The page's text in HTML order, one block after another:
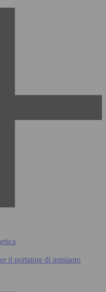
il portatore di impianto